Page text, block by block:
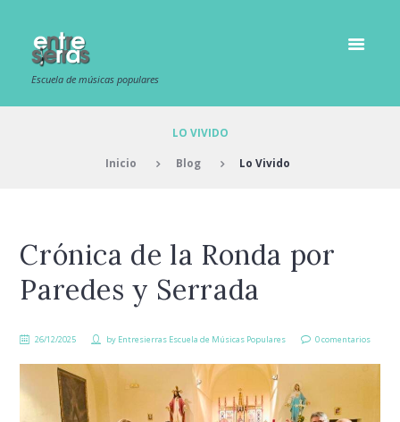
Escuela de músicas populares
LO VIVIDO
Inicio Blog Lo Vivido
Crónica de la Ronda por
Paredes y Serrada
26/12/2025 by Entresierras Escuela de Músicas Populares 0 comentarios